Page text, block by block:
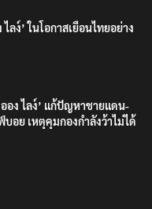
ลง์’ ในโอกาสเยือนไทยอย่าง
อง ไลง์’ แก้ปัญหาชายแดน-
อย เหตุคุมกองกำลังว้าไม่ได้